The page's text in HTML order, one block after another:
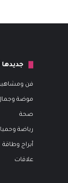
جديدها
فن
موضة
صحة
رياضة
أبراج وطاقة
علاقات